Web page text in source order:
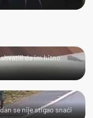
da im hitno
se nije stigao snaći